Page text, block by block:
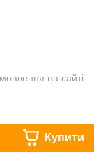
на сайті
Купити